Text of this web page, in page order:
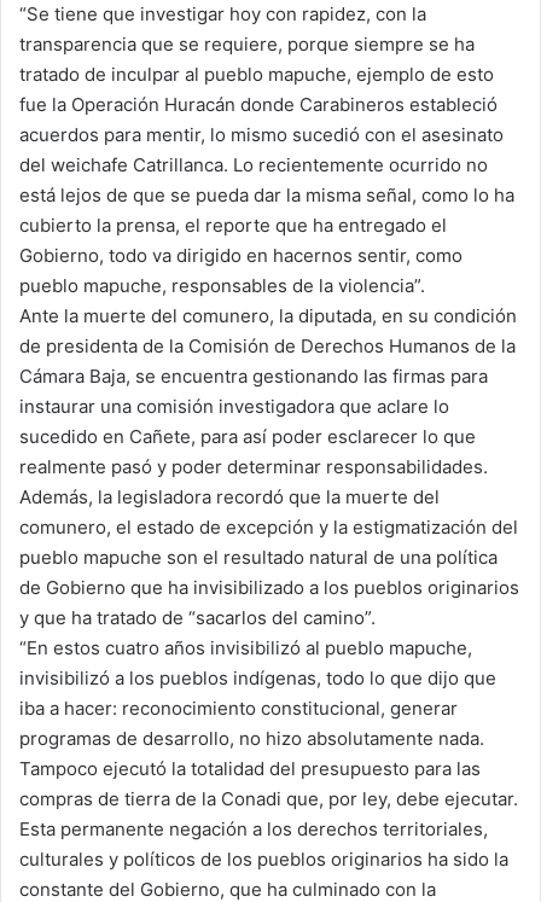
“Se tiene que investigar hoy con rapidez, con la
transparencia que se requiere, porque siempre se ha
tratado de inculpar al pueblo mapuche, ejemplo de esto
fue la Operación Huracán donde Carabineros estableció
acuerdos para mentir, lo mismo sucedió con el asesinato
del weichafe Catrillanca. Lo recientemente ocurrido no
está lejos de que se pueda dar la misma señal, como lo ha
cubierto la prensa, el reporte que ha entregado el
Gobierno, todo va dirigido en hacernos sentir, como
pueblo mapuche, responsables de la violencia”.
Ante la muerte del comunero, la diputada, en su condición
de presidenta de la Comisión de Derechos Humanos de la
Cámara Baja, se encuentra gestionando las firmas para
instaurar una comisión investigadora que aclare lo
sucedido en Cañete, para así poder esclarecer lo que
realmente pasó y poder determinar responsabilidades.
Además, la legisladora recordó que la muerte del
comunero, el estado de excepción y la estigmatización del
pueblo mapuche son el resultado natural de una política
de Gobierno que ha invisibilizado a los pueblos originarios
y que ha tratado de “sacarlos del camino”.
“En estos cuatro años invisibilizó al pueblo mapuche,
invisibilizó a los pueblos indígenas, todo lo que dijo que
iba a hacer: reconocimiento constitucional, generar
programas de desarrollo, no hizo absolutamente nada.
Tampoco ejecutó la totalidad del presupuesto para las
compras de tierra de la Conadi que, por ley, debe ejecutar.
Esta permanente negación a los derechos territoriales,
culturales y políticos de los pueblos originarios ha sido la
constante del Gobierno, que ha culminado con la